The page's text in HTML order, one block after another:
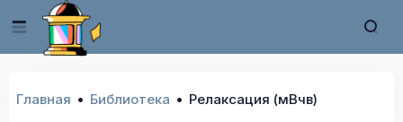
Главная Библиотека Релаксация (мВчв)